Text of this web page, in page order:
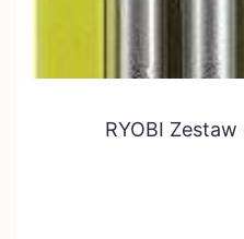
RYOBI Zestaw